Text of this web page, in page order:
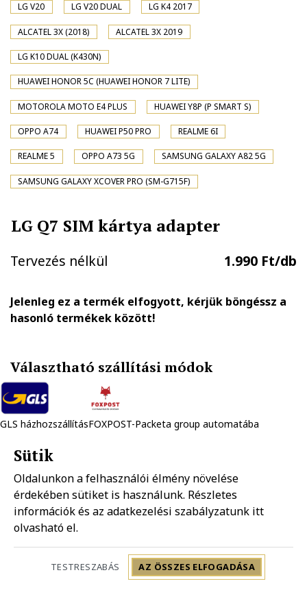
LG V20 LG V20 DUAL LG K4 2017
ALCATEL 3X (2018) ALCATEL 3X 2019
LG K10 DUAL (K430N)
HUAWEI HONOR 5C (HUAWEI HONOR 7 LITE)
MOTOROLA MOTO E4 PLUS HUAWEI Y8P (P SMART S)
OPPO A74 HUAWEI P50 PRO REALME 6I
REALME 5 OPPO A73 5G SAMSUNG GALAXY A82 5G
SAMSUNG GALAXY XCOVER PRO (SM-G715F)
LG Q7 SIM kártya adapter
Tervezés nélkül 1.990 Ft/db
Jelenleg ez a termék elfogyott, kérjük böngéssz a
hasonló termékek között!
Választható szállítási módok
GLS házhozszállításFOXPOST-Packeta group automatába
Mpl házhozszállítás
1.990 Ft
Mpl postapont
1.490 Ft
Szállítás: 2-5 munkanap
LG Q7 SIM kártya adapter
Sütik
Oldalunkon a felhasználói élmény növelése
érdekében sütiket is használunk. Részletes
információk és az adatkezelési szabályzatunk itt
olvasható el.
TESTRESZABÁS AZ ÖSSZES ELFOGADÁSA